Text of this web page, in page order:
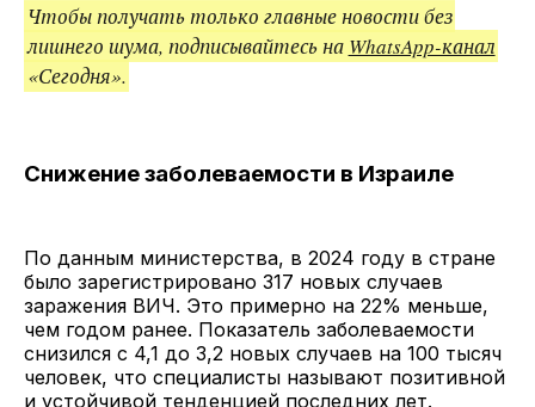
Чтобы получать только главные новости без
лишнего шума, подписывайтесь на WhatsApp-канал
«Сегодня».
Снижение заболеваемости в Израиле
По данным министерства, в 2024 году в стране
было зарегистрировано 317 новых случаев
заражения ВИЧ. Это примерно на 22% меньше,
чем годом ранее. Показатель заболеваемости
снизился с 4,1 до 3,2 новых случаев на 100 тысяч
человек, что специалисты называют позитивной
и устойчивой тенденцией последних лет.